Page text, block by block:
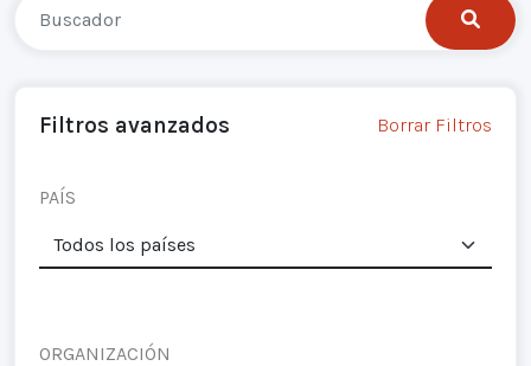
Filtros avanzados Borrar Filtros
PAÍS
ORGANIZACIÓN